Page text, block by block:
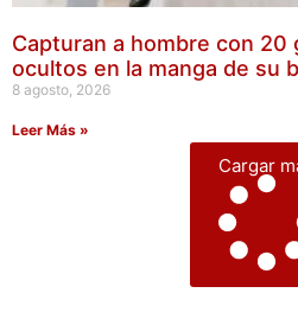
Capturan a hombre con 20
ocultos en la manga de su
8 agosto, 2026
Leer Más »
Cargar